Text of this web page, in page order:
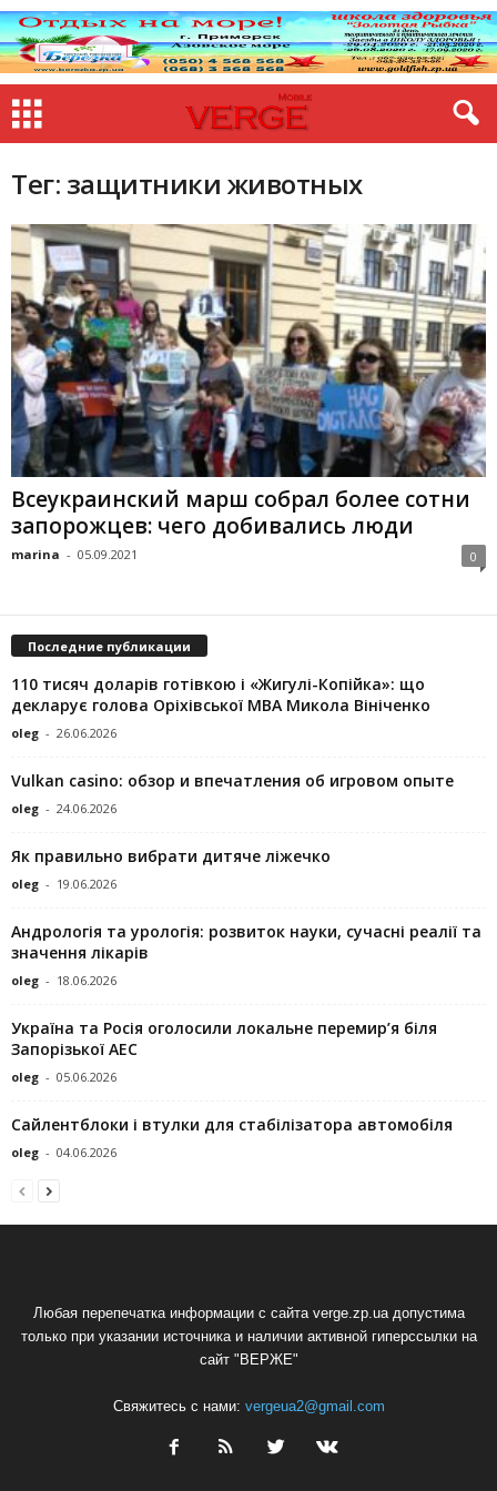
Тег: защитники животных
Всеукраинский марш собрал более сотни
запорожцев: чего добивались люди
marina - 05.09.2021 0
Последние публикации
110 тисяч доларів готівкою і «Жигулі-Копійка»: що
декларує голова Оріхівської МВА Микола Вініченко
oleg - 26.06.2026
Vulkan casino: обзор и впечатления об игровом опыте
oleg - 24.06.2026
Як правильно вибрати дитяче ліжечко
oleg - 19.06.2026
Андрологія та урологія: розвиток науки, сучасні реалії та
значення лікарів
oleg - 18.06.2026
Україна та Росія оголосили локальне перемир’я біля
Запорізької АЕС
oleg - 05.06.2026
Сайлентблоки і втулки для стабілізатора автомобіля
oleg - 04.06.2026
Любая перепечатка информации с сайта verge.zp.ua допустима
только при указании источника и наличии активной гиперссылки на
сайт "ВЕРЖЕ"
Свяжитесь с нами: vergeua2@gmail.com